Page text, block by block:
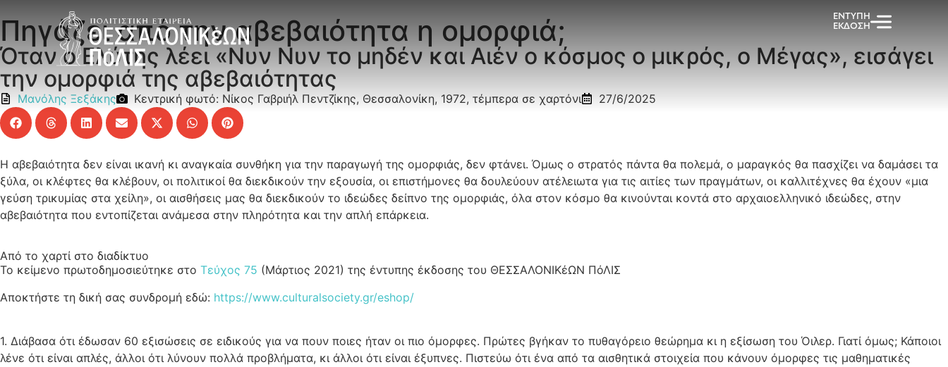
ΕΝΤΥΠΗ
ΕΚΔΟΣΗ
Πηγάζει από την αβεβαιότητα η ομορφιά;
Όταν ο Ελύτης λέει «Νυν Νυν το μηδέν και Αιέν ο κόσμος ο μικρός, ο Μέγας», εισάγει
την ομορφιά της αβεβαιότητας
Μανόλης Ξεξάκης Κεντρική φωτό: Νίκος Γαβριήλ Πεντζίκης, Θεσσαλονίκη, 1972, τέμπερα σε χαρτόνι 27/6/2025
Η αβεβαιότητα δεν είναι ικανή κι αναγκαία συνθήκη για την παραγωγή της ομορφιάς, δεν φτάνει. Όμως ο στρατός πάντα θα πολεμά, ο μαραγκός θα πασχίζει να δαμάσει τα
ξύλα, οι κλέφτες θα κλέβουν, οι πολιτικοί θα διεκδικούν την εξουσία, οι επιστήμονες θα δουλεύουν ατέλειωτα για τις αιτίες των πραγμάτων, οι καλλιτέχνες θα έχουν «μια
γεύση τρικυμίας στα χείλη», οι αισθήσεις μας θα διεκδικούν το ιδεώδες δείπνο της ομορφιάς, όλα στον κόσμο θα κινούνται κοντά στο αρχαιοελληνικό ιδεώδες, στην
αβεβαιότητα που εντοπίζεται ανάμεσα στην πληρότητα και την απλή επάρκεια.
Από το χαρτί στο διαδίκτυο
Το κείμενο πρωτοδημοσιεύτηκε στο Τεύχος 75 (Μάρτιος 2021) της έντυπης έκδοσης του ΘΕΣΣΑΛΟΝΙΚέΩΝ ΠόΛΙΣ
Αποκτήστε τη δική σας συνδρομή εδώ: https://www.culturalsociety.gr/eshop/
1. Διάβασα ότι έδωσαν 60 εξισώσεις σε ειδικούς για να πουν ποιες ήταν οι πιο όμορφες. Πρώτες βγήκαν το πυθαγόρειο θεώρημα κι η εξίσωση του Όιλερ. Γιατί όμως; Κάποιοι
λένε ότι είναι απλές, άλλοι ότι λύνουν πολλά προβλήματα, κι άλλοι ότι είναι έξυπνες. Πιστεύω ότι ένα από τα αισθητικά στοιχεία που κάνουν όμορφες τις μαθηματικές